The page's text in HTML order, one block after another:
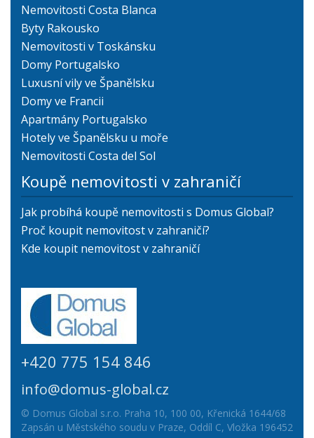
Nemovitosti Costa Blanca
Byty Rakousko
Nemovitosti v Toskánsku
Domy Portugalsko
Luxusní vily ve Španělsku
Domy ve Francii
Apartmány Portugalsko
Hotely ve Španělsku u moře
Nemovitosti Costa del Sol
Koupě nemovitosti v zahraničí
Jak probíhá koupě nemovitosti s Domus Global?
Proč koupit nemovitost v zahraničí?
Kde koupit nemovitost v zahraničí
+420 775 154 846
info@domus-global.cz
© Domus Global s.r.o. Praha 10, 100 00, Křenická 1644/68
Zapsán u Městského soudu v Praze, Oddíl C, Vložka 196452